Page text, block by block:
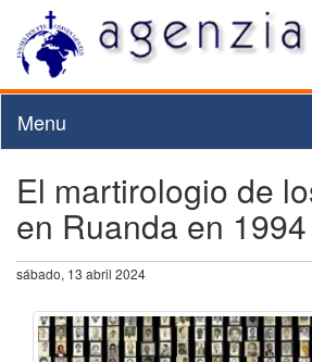
Menu
El martirologio de
en Ruanda en 1994
sábado, 13 abril 2024